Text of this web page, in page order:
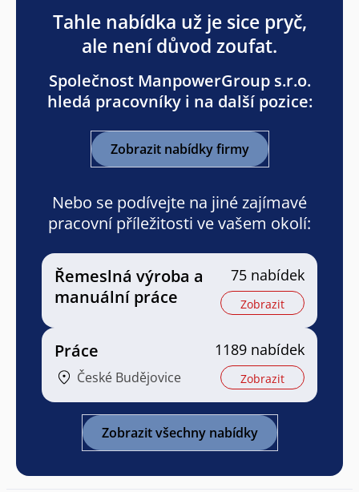
Tahle nabídka už je sice pryč,
ale není důvod zoufat.
Společnost ManpowerGroup s.r.o.
hledá pracovníky i na další pozice:
Zobrazit nabídky firmy
Nebo se podívejte na jiné zajímavé
pracovní příležitosti ve vašem okolí:
Řemeslná výroba a
manuální práce
75 nabídek
Zobrazit
Práce
České Budějovice
1189 nabídek
Zobrazit
Zobrazit všechny nabídky